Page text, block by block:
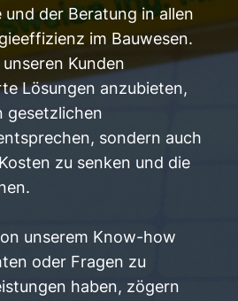
und der Beratung in allen
im Bauwesen.
Kunden
Lösungen anzubieten,
gesetzlichen
sondern auch
zu senken und die
unserem Know-how
oder Fragen zu
haben, zögern